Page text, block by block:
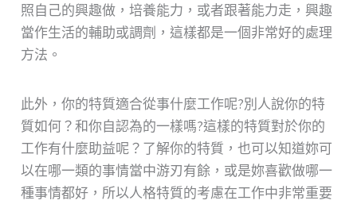
照自己的興趣做，培養能力，或者跟著能力走，興趣
當作生活的輔助或調劑，這樣都是一個非常好的處理
方法。
此外，你的特質適合從事什麼工作呢?別人說你的特
質如何？和你自認為的一樣嗎?這樣的特質對於你的
工作有什麼助益呢？了解你的特質，也可以知道妳可
以在哪一類的事情當中游刃有餘，或是妳喜歡做哪一
種事情都好，所以人格特質的考慮在工作中非常重要